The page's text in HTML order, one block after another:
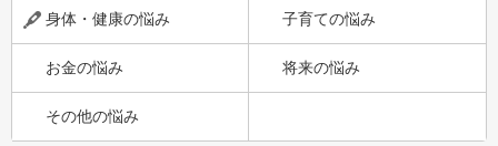
身体・健康の悩み 子育ての悩み
お金の悩み 将来の悩み
その他の悩み